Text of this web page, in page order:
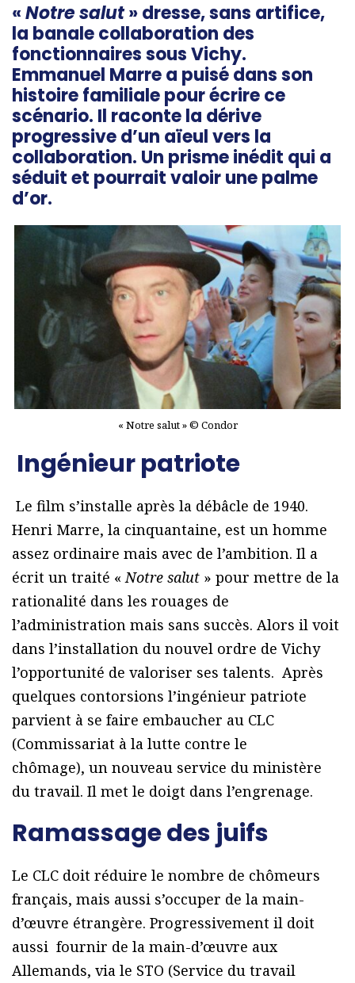
«Notre salut» dresse, sans artifice,
la banale collaboration des
fonctionnairessous Vichy.
Emmanuel Marre a puisé dans son
histoire familiale pour écrire ce
scénario. Il raconte la dérive
progressive d’un aïeul vers la
collaboration. Un prisme inédit qui a
séduit et pourrait valoir une palme
d’or.
« Notre salut » © Condor
Ingénieur patriote
Le film s’installe après la débâcle de 1940.
Henri Marre, la cinquantaine, est un homme
assez ordinaire mais avec de l’ambition. Il a
écrit un traité « Notre salut » pour mettre de la
rationalité dans les rouages de
l’administration mais sans succès. Alors il voit
dans l’installation du nouvel ordre de Vichy
l’opportunité de valoriser ses talents. Après
quelques contorsions l’ingénieur patriote
parvient à se faire embaucher au CLC
(Commissariat à la lutte contre le
chômage), un nouveau service du ministère
du travail. Il met le doigt dans l’engrenage.
Ramassage des juifs
Le CLC doit réduire le nombre de chômeurs
français, mais aussi s’occuper de la main-
d’œuvre étrangère. Progressivement il doit
aussi fournir de la main-d’œuvre aux
Allemands, via le STO (Service du travail